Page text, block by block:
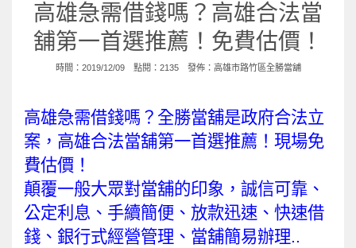
高雄急需借錢嗎？高雄合法當
舖第一首選推薦！免費估價！
時間：2019/12/09 點閱：2135 發佈： 高雄市路竹區全勝當舖
高雄急需借錢嗎？全勝當舖是政府合法立
案，高雄合法當舖第一首選推薦！現場免
費估價 ！
顛覆一般大眾對當舖的印象，誠信可靠、
公定利息、手續簡便、放款迅速、快速借
錢、銀行式經營管理、當舖簡易辦理..